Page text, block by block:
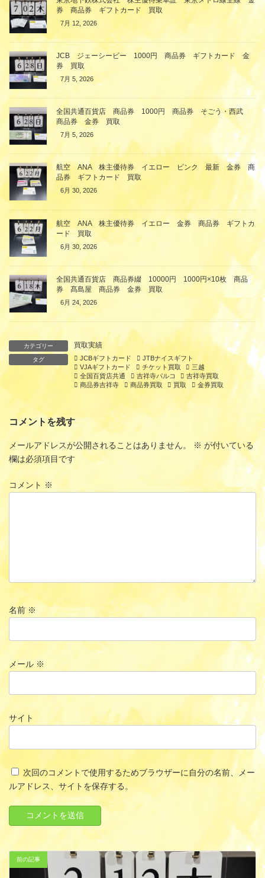
券 商品券 ギフトカード 買取
7月 12, 2026
JCB ジェーシービー 1000円 商品券 ギフトカード 金
券 買取
7月 5, 2026
全国共通百貨店 商品券 1000円 商品券 そごう・西武
商品券 金券 買取
7月 5, 2026
航空 ANA 株主優待券 イエロー ピンク 最新 金券 商
品券 ギフトカード 買取
6月 30, 2026
航空 ANA 株主優待券 イエロー 金券 商品券 ギフトカ
ード 買取
6月 30, 2026
全国共通百貨店 商品券綴 10000円 1000円×10枚 商品
券 髙島屋 商品券 金券 買取
6月 24, 2026
カテゴリー 買取実績
タグ JCBギフトカード
JTBナイスギフト
VJAギフトカード
チケット買取
三越
全国百貨店共通
吉祥寺パルコ
吉祥寺買取
商品券吉祥寺
商品券買取 買取 金券買取
コメントを残す
メールアドレスが公開されることはありません。 ※ が付いている
欄は必須項目です
コメント ※
名前 ※
メール ※
サイト
次回のコメントで使用するためブラウザーに自分の名前、メー
ルアドレス、サイトを保存する。
前の記事